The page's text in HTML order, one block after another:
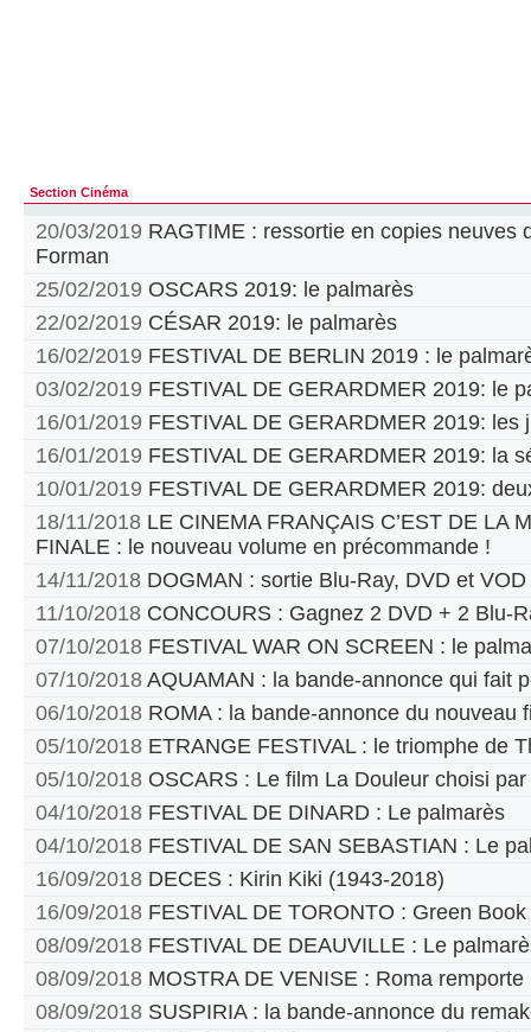
Section Cinéma
20/03/2019 RAGTIME : ressortie en copies neuves
Forman
25/02/2019 OSCARS 2019: le palmarès
22/02/2019 CÉSAR 2019: le palmarès
16/02/2019 FESTIVAL DE BERLIN 2019 : le
03/02/2019 FESTIVAL DE GERARDMER 2019: le
16/01/2019 FESTIVAL DE GERARDMER 2019: les
16/01/2019 FESTIVAL DE GERARDMER 2019: la
10/01/2019 FESTIVAL DE GERARDMER 2019:
18/11/2018 LE CINEMA FRANÇAIS C’EST DE LA
FINALE : le nouveau volume en précommande !
14/11/2018 DOGMAN : sortie Blu-Ray, DVD et VOD
11/10/2018 CONCOURS : Gagnez 2 DVD + 2 Blu-
07/10/2018 FESTIVAL WAR ON SCREEN : le
07/10/2018 AQUAMAN : la bande-annonce qui fait
06/10/2018 ROMA : la bande-annonce du nouveau
05/10/2018 ETRANGE FESTIVAL : le triomphe de
05/10/2018 OSCARS : Le film La Douleur choisi
04/10/2018 FESTIVAL DE DINARD : Le palmarès
04/10/2018 FESTIVAL DE SAN SEBASTIAN : Le
16/09/2018 DECES : Kirin Kiki (1943-2018)
16/09/2018 FESTIVAL DE TORONTO : Green
08/09/2018 FESTIVAL DE DEAUVILLE : Le
08/09/2018 MOSTRA DE VENISE : Roma remporte
08/09/2018 SUSPIRIA : la bande-annonce du